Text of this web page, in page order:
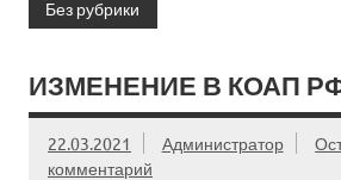
Без рубрики
ИЗМЕНЕНИЕ В КОАП
22.03.2021 Администратор
комментарий